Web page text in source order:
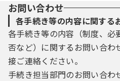
お問い合わせ
各手続き等の内容に関する
各手続き等の内容（制度、必
否など）に関するお問い合わ
接ご連絡ください。
手続き担当部門のお問い合